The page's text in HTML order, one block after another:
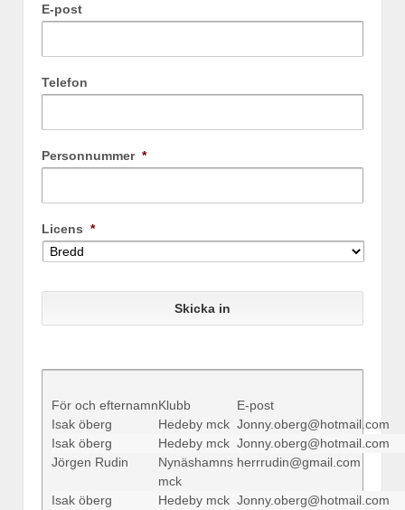
E-post
Telefon
Personnummer *
Licens *
För och efternamnKlubb
E-post
Isak öberg
Hedeby mck Jonny.oberg@hotmail.com
Isak öberg
Hedeby mck Jonny.oberg@hotmail.com
Jörgen Rudin
Nynäshamns
mck
herrrudin@gmail.com
Isak öberg Hedeby mck Jonny.oberg@hotmail.com